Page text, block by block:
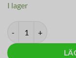
I lager